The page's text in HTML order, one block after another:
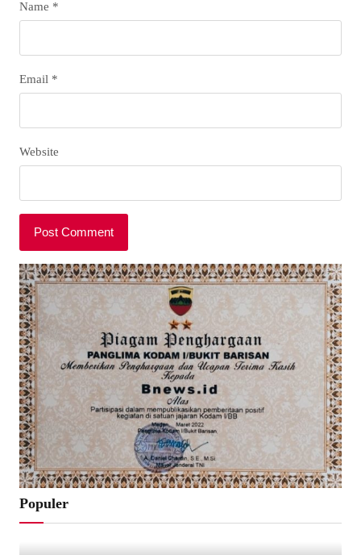
Name *
Email *
Website
Populer